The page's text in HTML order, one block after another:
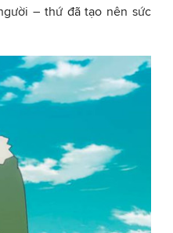
– thứ đã tạo nên sức